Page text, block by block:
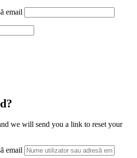
email
we will send you a link to reset your
email